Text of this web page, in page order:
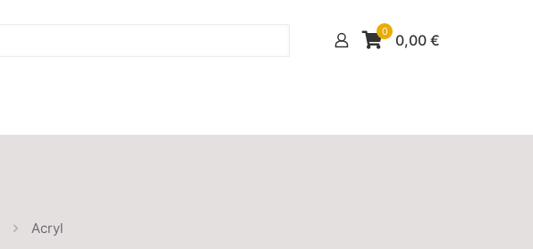
0 0,00 €
Acryl